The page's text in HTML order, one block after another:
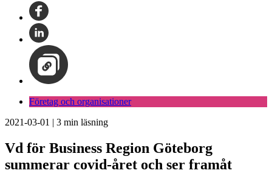
Företag och organisationer
2021-03-01 | 3 min läsning
Vd för Business Region Göteborg
summerar covid-året och ser framåt